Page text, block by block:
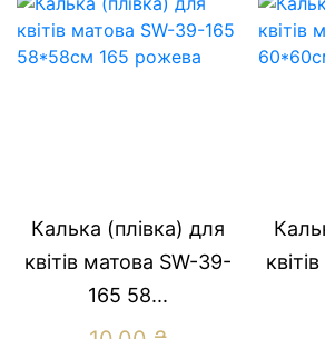
Калька (плівка) для
квітів матова SW-39-
165 58...